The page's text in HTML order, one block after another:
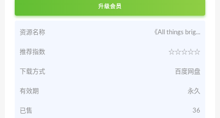
升级会员
资源名称 《All things brig...
推荐指数 ☆☆☆☆☆
下载方式 百度网盘
有效期 永久
已售 36